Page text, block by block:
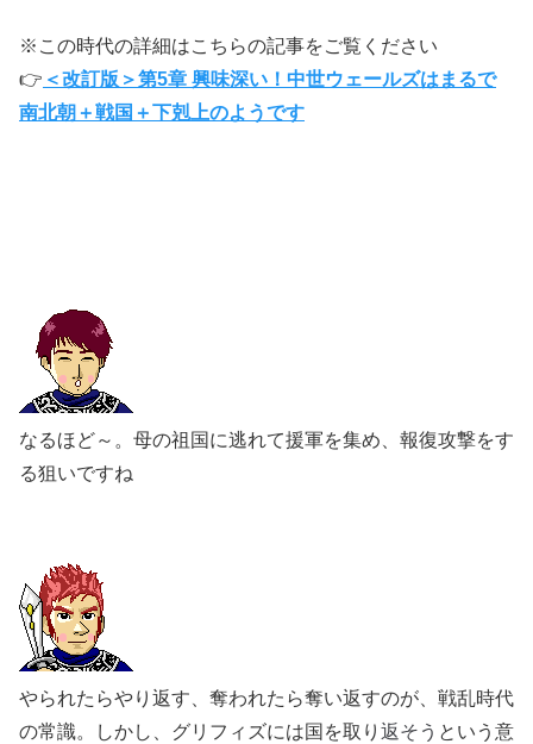
※この時代の詳細はこちらの記事をご覧ください
👉 ＜改訂版＞第5章 興味深い！中世ウェールズはまるで
南北朝＋戦国＋下剋上のようです
なるほど～。母の祖国に逃れて援軍を集め、報復攻撃をす
る狙いですね
やられたらやり返す、奪われたら奪い返すのが、戦乱時代
の常識。しかし、グリフィズには国を取り 返そう という意